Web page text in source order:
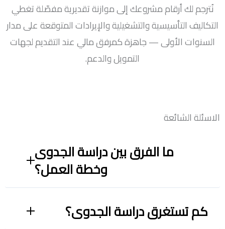
نُترجم لك أرقام مشروعك إلى موازنة تقديرية مفصّلة تغطي
التكاليف التأسيسية والتشغيلية والإيرادات المتوقعة على مدار
السنوات الأولى — جاهزة كمرفق مالي عند التقديم لجهات
التمويل والدعم.
الاسئلة الشائعة
ما الفرق بين دراسة الجدوى
وخطة العمل؟
كم تستغرق دراسة الجدوى؟